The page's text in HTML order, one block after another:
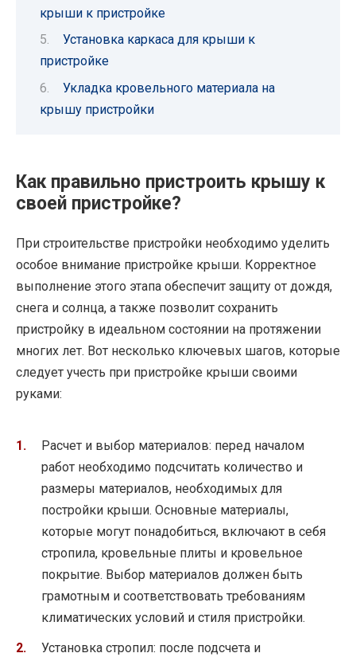
крыши к пристройке
Установка каркаса для крыши к
пристройке
Укладка кровельного материала на
крышу пристройки
Как правильно пристроить крышу к
своей пристройке?
При строительстве пристройки необходимо уделить
особое внимание пристройке крыши. Корректное
выполнение этого этапа обеспечит защиту от дождя,
снега и солнца, а также позволит сохранить
пристройку в идеальном состоянии на протяжении
многих лет. Вот несколько ключевых шагов, которые
следует учесть при пристройке крыши своими
руками:
Расчет и выбор материалов: перед началом
работ необходимо подсчитать количество и
размеры материалов, необходимых для
постройки крыши. Основные материалы,
которые могут понадобиться, включают в себя
стропила, кровельные плиты и кровельное
покрытие. Выбор материалов должен быть
грамотным и соответствовать требованиям
климатических условий и стиля пристройки.
Установка стропил: после подсчета и